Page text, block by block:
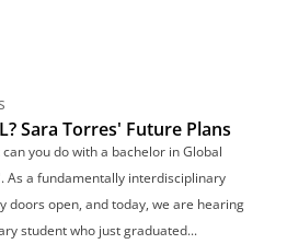
Sara Torres' Future Plans
you do with a bachelor in Global
As a fundamentally interdisciplinary
doors open, and today, we are hearing
student who just graduated...